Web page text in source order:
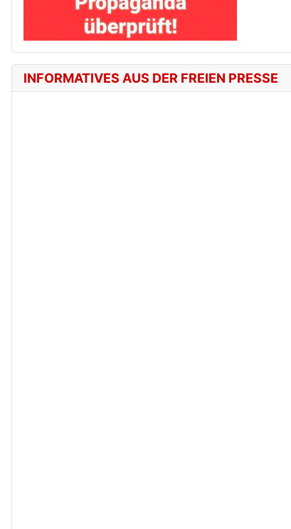
INFORMATIVES AUS DER FREIEN PRESSE